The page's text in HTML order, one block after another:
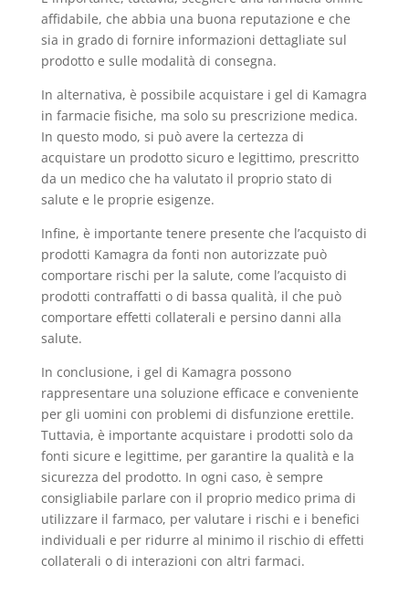
affidabile, che abbia una buona reputazione e che
sia in grado di fornire informazioni dettagliate sul
prodotto e sulle modalità di consegna.
In alternativa, è possibile acquistare i gel di Kamagra
in farmacie fisiche, ma solo su prescrizione medica.
In questo modo, si può avere la certezza di
acquistare un prodotto sicuro e legittimo, prescritto
da un medico che ha valutato il proprio stato di
salute e le proprie esigenze.
Infine, è importante tenere presente che l’acquisto di
prodotti Kamagra da fonti non autorizzate può
comportare rischi per la salute, come l’acquisto di
prodotti contraffatti o di bassa qualità, il che può
comportare effetti collaterali e persino danni alla
salute.
In conclusione, i gel di Kamagra possono
rappresentare una soluzione efficace e conveniente
per gli uomini con problemi di disfunzione erettile.
Tuttavia, è importante acquistare i prodotti solo da
fonti sicure e legittime, per garantire la qualità e la
sicurezza del prodotto. In ogni caso, è sempre
consigliabile parlare con il proprio medico prima di
utilizzare il farmaco, per valutare i rischi e i benefici
individuali e per ridurre al minimo il rischio di effetti
collaterali o di interazioni con altri farmaci.